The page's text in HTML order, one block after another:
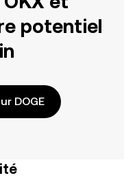
potentiel
DOGE